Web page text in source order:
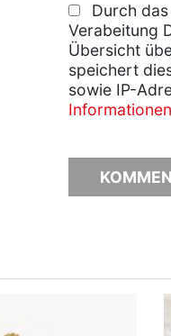
Durch
Verabeitung
Übersicht
speichert
sowie IP-